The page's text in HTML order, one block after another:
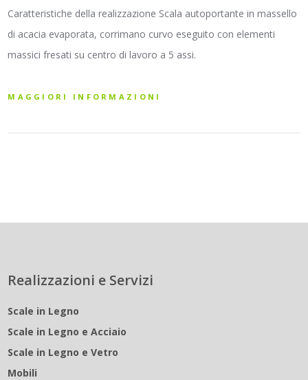
Caratteristiche della realizzazione Scala autoportante in massello
di acacia evaporata, corrimano curvo eseguito con elementi
massici fresati su centro di lavoro a 5 assi.
MAGGIORI INFORMAZIONI
Realizzazioni e Servizi
Scale in Legno
Scale in Legno e Acciaio
Scale in Legno e Vetro
Mobili